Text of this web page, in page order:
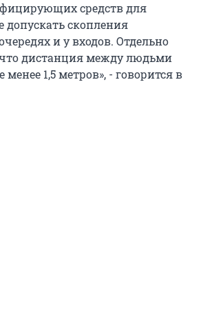
средств для
допускать скопления
и у входов. Отдельно
дистанция между людьми
1,5 метров», - говорится в